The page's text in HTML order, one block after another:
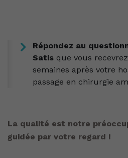
Répondez au
Satis que vous
semaines après votre
passage en chirurgie
La qualité est notre
guidée par votre regard !